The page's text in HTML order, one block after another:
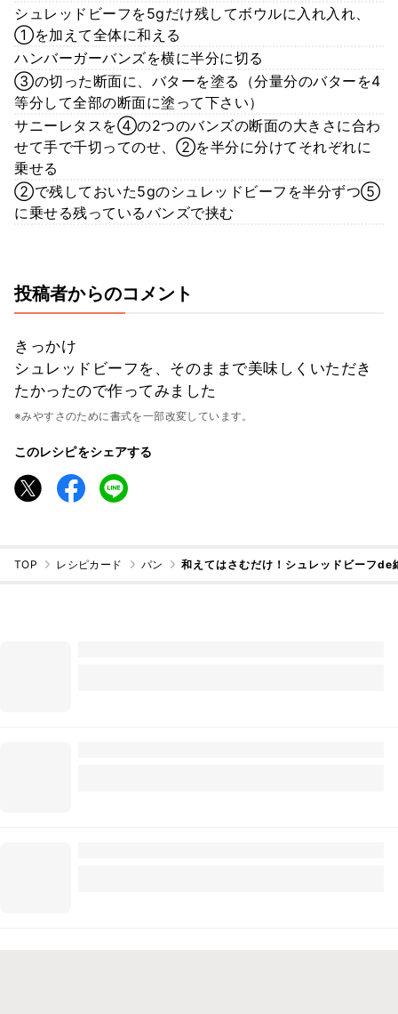
シュレッドビーフを5gだけ残してボウルに入れ入れ、
①を加えて全体に和える
ハンバーガーバンズを横に半分に切る
③の切った断面に、バターを塗る（分量分のバターを4
等分して全部の断面に塗って下さい）
サニーレタスを④の2つのバンズの断面の大きさに合わ
せて手で千切ってのせ、②を半分に分けてそれぞれに
乗せる
②で残しておいた5gのシュレッドビーフを半分ずつ⑤
に乗せる残っているバンズで挟む
投稿者からのコメント
きっかけ
シュレッドビーフを、そのままで美味しくいただき
たかったので作ってみました
※みやすさのために書式を一部改変しています。
このレシピをシェアする
TOP レシピカード パン 和えてはさむだけ！シュレッドビーフde